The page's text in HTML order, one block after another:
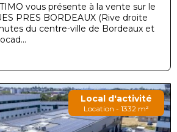
vous présente à la vente sur le
PRES BORDEAUX (Rive droite
du centre-ville de Bordeaux et
Local d'activité
Location - 1332 m²